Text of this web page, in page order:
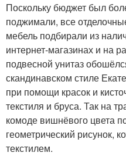
Поскольку бюджет был
поджимали, все
мебель подбирали из
интернет-магазинах и на
подвесной унитаз
скандинавском стиле
при помощи красок и
текстиля и бруса. Так на
комоде вишнёвого цвета
геометрический рисунок,
текстилем.